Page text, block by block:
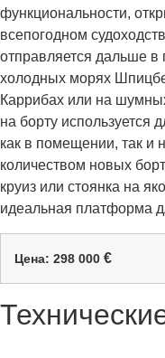
функциональности,
всепогодном
отправляется дальше в
холодных морях
Каррибах или на
на борту используется
как в помещении, так и
количеством новых
круиз или стоянка на
идеальная платформа
Цена: 298 000 €